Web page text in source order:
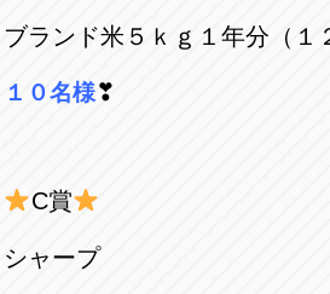
ブランド米５ｋｇ１年分（１
１０名様❣
C賞
シャープ